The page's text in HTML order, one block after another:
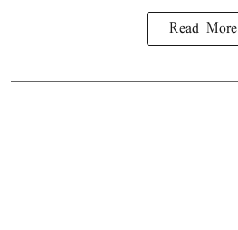
Read More